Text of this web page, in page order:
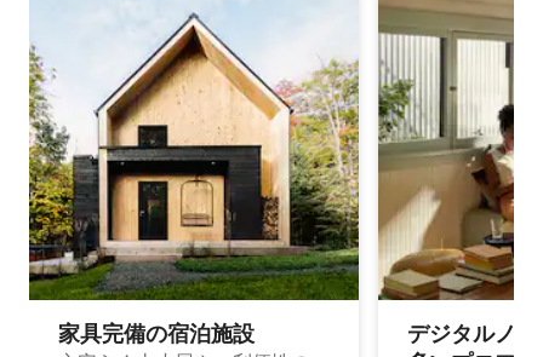
家具完備の宿⁠泊⁠施⁠設
デジタルノ